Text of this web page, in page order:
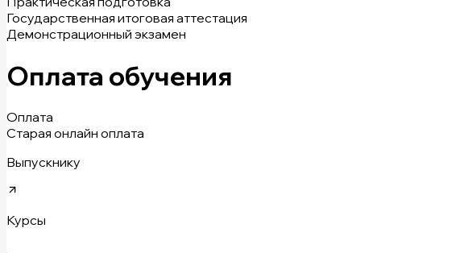
Государственная итоговая аттестация
Демонстрационный экзамен
Оплата обучения
Оплата
Старая онлайн оплата
Выпускнику
Курсы